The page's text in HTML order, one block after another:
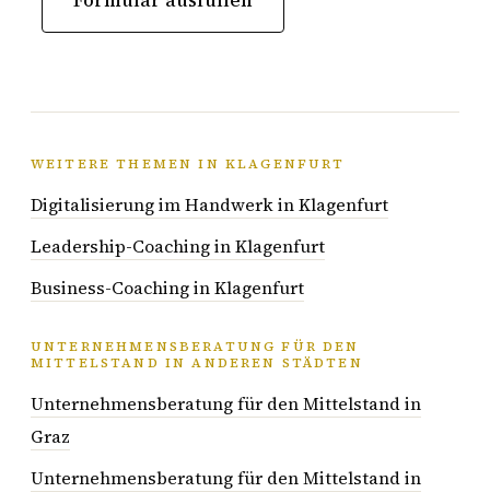
WEITERE THEMEN IN KLAGENFURT
Digitalisierung im Handwerk in Klagenfurt
Leadership-Coaching in Klagenfurt
Business-Coaching in Klagenfurt
UNTERNEHMENSBERATUNG FÜR DEN
MITTELSTAND IN ANDEREN STÄDTEN
Unternehmensberatung für den Mittelstand in
Graz
Unternehmensberatung für den Mittelstand in